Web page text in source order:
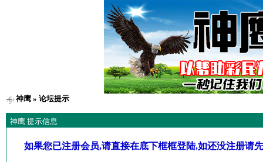
神鹰» 论坛提示
神鹰 提示信息
如果您已注册会员,请直接在底下框框登陆,如还没注册请